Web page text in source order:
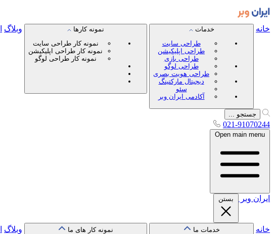
خانه
خدمات
طراحی سایت
طراحی اپلیکیشن
طراحی بازی
طراحی لوگو
طراحی هویت بصری
دیجیتال مارکتینگ
سئو
آکادمی ایران وبر
نمونه کارها
نمونه کار طراحی سایت
نمونه کار طراحی اپلیکیشن
نمونه کار طراحی لوگو
وبلاگ
جستجو ...
021-91070244
Open main menu
ایران وبر بستن
خانه
خدمات ما
نمونه کار های ما
وبلاگ